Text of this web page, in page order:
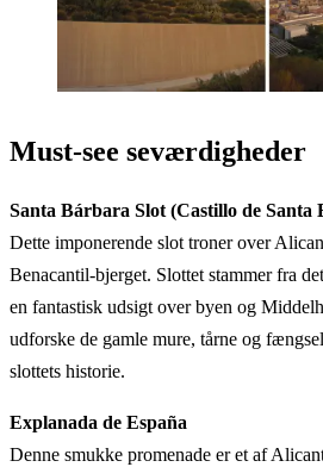
Must-see seværdigheder
Santa Bárbara Slot (Castillo de Santa
Dette imponerende slot troner over
Benacantil-bjerget. Slottet stammer fra
en fantastisk udsigt over byen og
udforske de gamle mure, tårne og
slottets historie.
Explanada de España
Denne smukke promenade er et af